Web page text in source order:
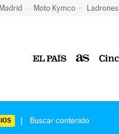
Moto Kymco Ladrones